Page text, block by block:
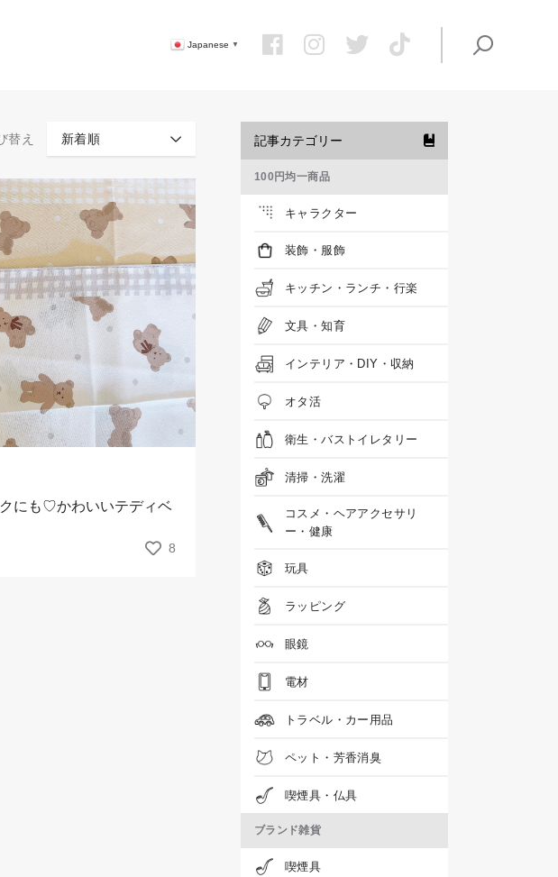
Japanese ▼
替え 新着順
にも♡かわいいテディベ
8
記事カテゴリー
100円均一商品
キャラクター
装飾・服飾
キッチン・ランチ・行楽
文具・知育
インテリア・DIY・収納
オタ活
衛生・バストイレタリー
清掃・洗濯
コスメ・ヘアアクセサリ
ー・健康
玩具
ラッピング
眼鏡
電材
トラベル・カー用品
ペット・芳香消臭
喫煙具・仏具
ブランド雑貨
喫煙具